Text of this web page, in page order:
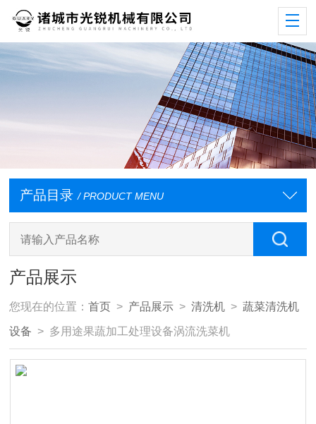
产品目录 / PRODUCT MENU
产品展示
您现在的位置：首页 > 产品展示 >清洗机 >蔬菜清洗机
设备 > 多用途果蔬加工处理设备涡流洗菜机